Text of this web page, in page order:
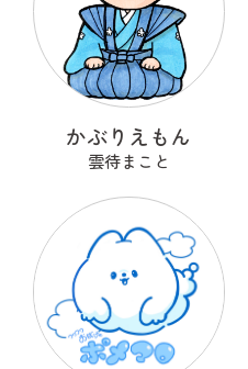
かぶりえもん
雲待まこと